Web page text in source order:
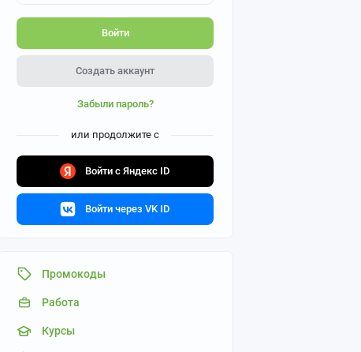
Войти
Создать аккаунт
Забыли пароль?
или продолжите с
Войти с Яндекс ID
Войти через VK ID
Промокоды
Работа
Курсы